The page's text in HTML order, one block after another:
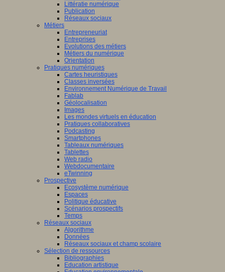
Littératie numérique
Publication
Réseaux sociaux
Métiers
Entrepreneuriat
Entreprises
Evolutions des métiers
Métiers du numérique
Orientation
Pratiques numériques
Cartes heuristiques
Classes inversées
Environnement Numérique de Travail
Fablab
Géolocalisation
Images
Les mondes virtuels en éducation
Pratiques collaboratives
Podcasting
Smartphones
Tableaux numériques
Tablettes
Web radio
Webdocumentaire
eTwinning
Prospective
Ecosystème numérique
Espaces
Politique éducative
Scénarios prospectifs
Temps
Réseaux sociaux
Algorithme
Données
Réseaux sociaux et champ scolaire
Sélection de ressources
Bibliographies
Education artistique